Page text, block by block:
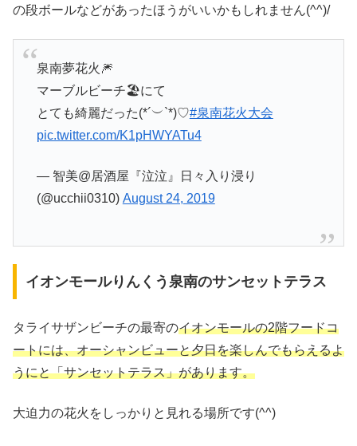
の段ボールなどがあったほうがいいかもしれません(^^)/
泉南夢花火🎆
マーブルビーチ🏖にて
とても綺麗だった(*´︶`*)♡#泉南花火大会
pic.twitter.com/K1pHWYATu4
— 智美@居酒屋『泣泣』日々入り浸り
(@ucchii0310) August 24, 2019
イオンモールりんくう泉南のサンセットテラス
タライサザンビーチの最寄のイオンモールの2階フードコ
ートには、オーシャンビューと夕日を楽しんでもらえるよ
うにと「サンセットテラス」があります。
大迫力の花火をしっかりと見れる場所です(^^)